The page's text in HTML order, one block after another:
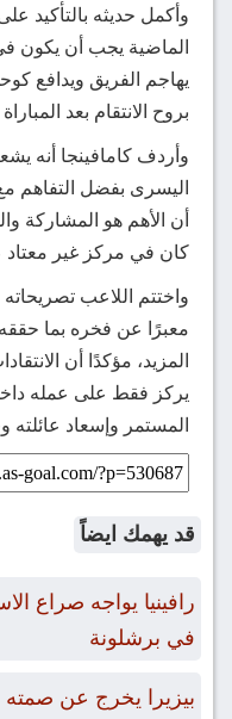
وأكمل حديثه بالتأكيد
الماضية يجب أن يكون
يهاجم الفريق ويدافع
بروح الانتقام بعد
وأردف كامافينجا أنه
اليسرى بفضل التفاهم
أن الأهم هو المشاركة
كان في مركز غير معتاد
واختتم اللاعب
معبرًا عن فخره بما
المزيد، مؤكدًا أن
يركز فقط على عمله
المستمر وإسعاد عائلته
قد يهمك ايضاً
رافينيا يواجه صراع
في برشلونة
بيزيرا يخرج عن صمته